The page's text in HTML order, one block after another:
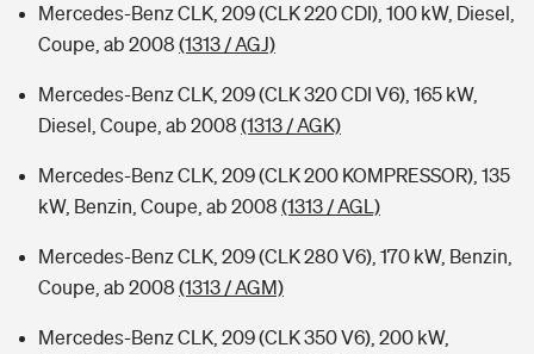
Mercedes-Benz CLK, 209 (CLK 220 CDI), 100 kW, Diesel,
Coupe, ab 2008 (1313 / AGJ)
Mercedes-Benz CLK, 209 (CLK 320 CDI V6), 165 kW,
Diesel, Coupe, ab 2008 (1313 / AGK)
Mercedes-Benz CLK, 209 (CLK 200 KOMPRESSOR), 135
kW, Benzin, Coupe, ab 2008 (1313 / AGL)
Mercedes-Benz CLK, 209 (CLK 280 V6), 170 kW, Benzin,
Coupe, ab 2008 (1313 / AGM)
Mercedes-Benz CLK, 209 (CLK 350 V6), 200 kW,